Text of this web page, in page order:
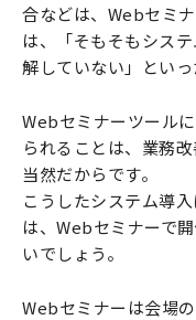
合などは、Webセミ
は、「そもそもシス
解していない」とい
Webセミナーツール
られることは、業務
当然だからです。
こうしたシステム導
は、Webセミナーで
いでしょう。
Webセミナーは会場